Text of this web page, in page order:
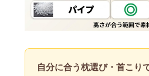
自分に合う枕選び・首こり